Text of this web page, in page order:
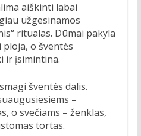
aiškinti labai
užgesinamos
ritualas. Dūmai pakyla
ploja, o šventės
ir įsimintina.
šventės dalis.
–
o svečiams – ženklas,
tortas.